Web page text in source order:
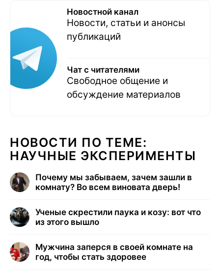
Новостной канал
Новости, статьи и анонсы
публикаций
Чат с читателями
Свободное общение и
обсуждение материалов
НОВОСТИ ПО ТЕМЕ:
НАУЧНЫЕ ЭКСПЕРИМЕНТЫ
Почему мы забываем, зачем зашли в
комнату? Во всем виновата дверь!
Ученые скрестили паука и козу: вот что
из этого вышло
Мужчина заперся в своей комнате на
год, чтобы стать здоровее